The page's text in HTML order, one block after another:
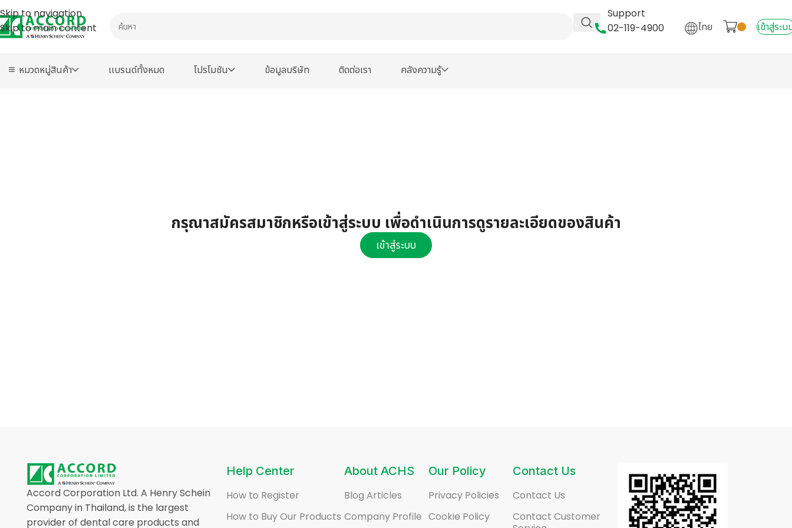
Skip to navigation
Skip to main content
Support
02-119-4900
ไทย เข้าสู่ระบ
หมวดหมู่สินค้า เเบรนด์ทั้งหมด โปรโมชัน ข้อมูลบริษัท ติดต่อเรา คลังความรู้
กรุณาสมัครสมาชิกหรือเข้าสู่ระบบ เพื่อดำเนินการดูรายละเอียดของสินค้า
เข้าสู่ระบบ
Accord Corporation Ltd. A Henry Schein
Company in Thailand, is the largest
provider of dental care products and
Help Center
How to Register
How to Buy Our Products
About ACHS
Blog Articles
Company Profile
Our Policy
Privacy Policies
Cookie Policy
Contact Us
Contact Us
Contact Customer